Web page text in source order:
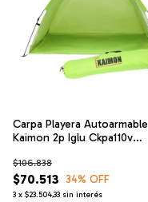
Carpa Playera Autoarmable
Kaimon 2p Iglu Ckpa110v
$70.513
$106.838
34% OFF
3 x $23.504,33 sin interés